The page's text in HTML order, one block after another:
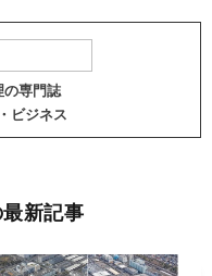
の専門誌
ビジネス
新記事